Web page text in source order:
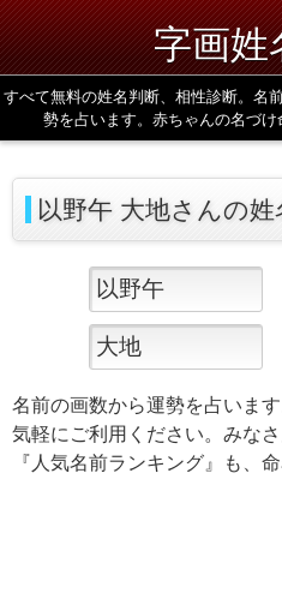
字画姓
すべて無料の姓名判断、相性診断。名
勢を占います。赤ちゃんの名づけ
以野午 大地さんの
名前の画数から運勢を占いま
気軽にご利用ください。みな
『人気名前ランキング』も、